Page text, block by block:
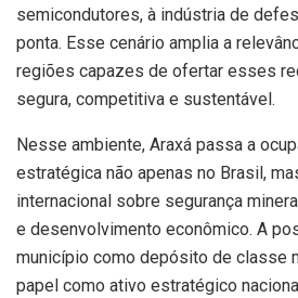
semicondutores, à indústria de
ponta. Esse cenário amplia a
regiões capazes de ofertar esses
segura, competitiva e sustentável.
Nesse ambiente, Araxá passa a
estratégica não apenas no Brasil,
internacional sobre segurança
e desenvolvimento econômico. A
município como depósito de classe
papel como ativo estratégico